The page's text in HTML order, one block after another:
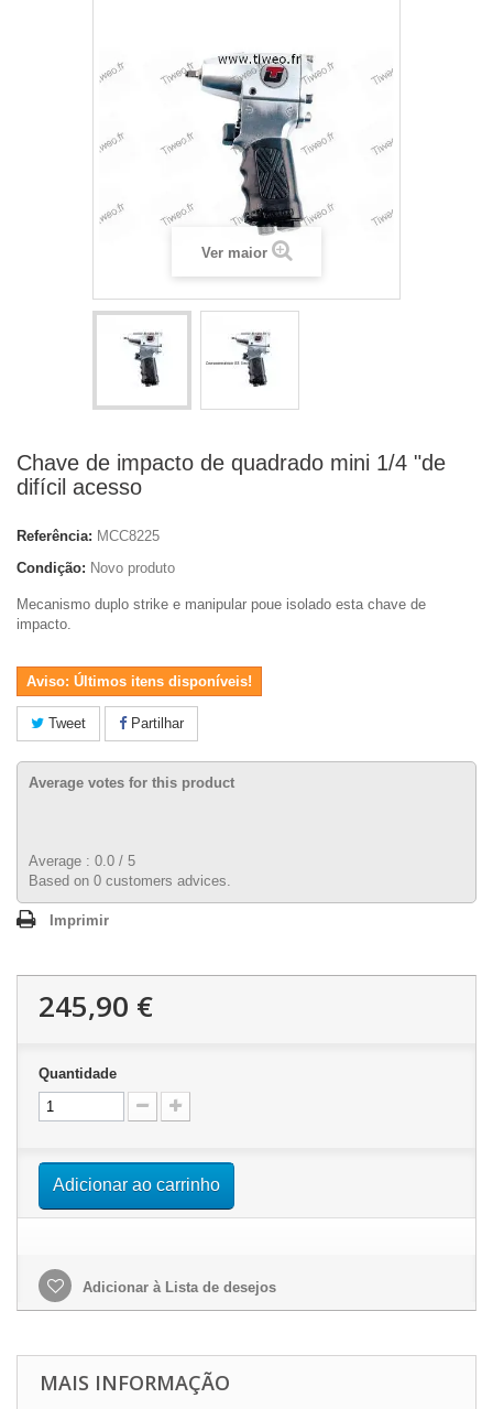
Ver maior
Chave de impacto de quadrado mini 1/4 "de
difícil acesso
Referência: MCC8225
Condição: Novo produto
Mecanismo duplo strike e manipular poue isolado esta chave de
impacto.
Aviso: Últimos itens disponíveis!
Tweet Partilhar
Average votes for this product
Average : 0.0 / 5
Based on 0 customers advices.
Imprimir
245,90 €
Quantidade
Adicionar ao carrinho
Adicionar à Lista de desejos
MAIS INFORMAÇÃO